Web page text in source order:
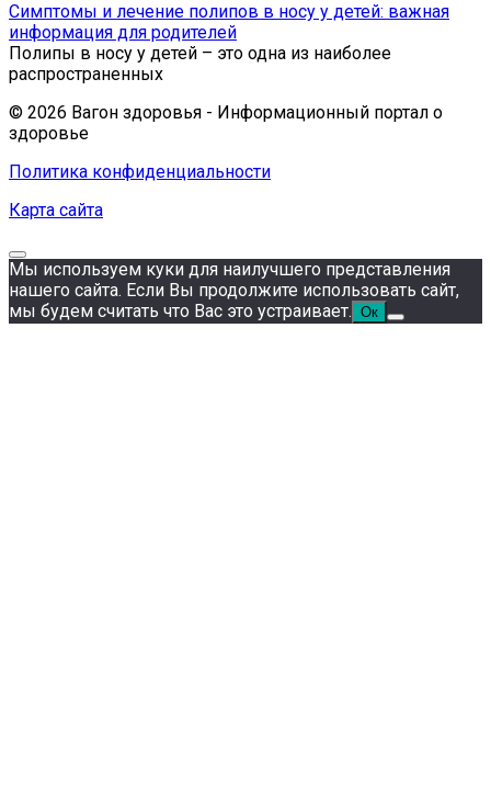
Симптомы и лечение полипов в носу у детей: важная
информация для родителей
Полипы в носу у детей – это одна из наиболее
распространенных
© 2026 Вагон здоровья - Информационный портал о
здоровье
Политика конфиденциальности
Карта сайта
Мы используем куки для наилучшего представления
нашего сайта. Если Вы продолжите использовать сайт,
мы будем считать что Вас это устраивает. Ок